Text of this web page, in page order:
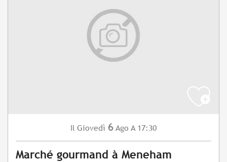
Il Giovedì 6 Ago A 17:30
Marché gourmand à Meneham